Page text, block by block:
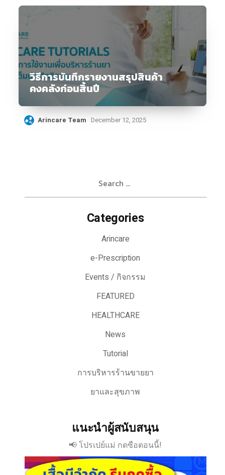
วิธีการบันทึกรายงานสรุปสินค้า
คงคลังก่อนสิ้นปี
Arincare Team December 12, 2025
Categories
Arincare
e-Prescription
Events / กิจกรรม
FEATURED
HEALTHCARE
News
Tutorial
การบริหารร้านขายยา
ยาและสุขภาพ
แนะนำผู้สนับสนุน
📢 โปรเปย์แม่ กดซือตอนนี้!